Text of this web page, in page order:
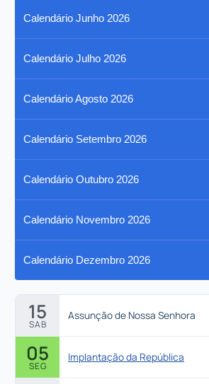
Calendário Junho 2026
Calendário Julho 2026
Calendário Agosto 2026
Calendário Setembro 2026
Calendário Outubro 2026
Calendário Novembro 2026
Calendário Dezembro 2026
15
SAB
Assunção de Nossa Senhora
05
SEG
Implantação da República